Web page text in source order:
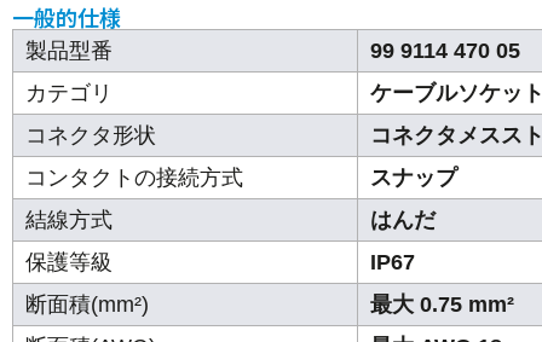
一般的仕様
製品型番
99 9114 470 05
カテゴリ
ケーブルソケッ
コネクタ形状
コネクタメスス
コンタクトの接続方式
スナップ
結線方式
はんだ
保護等級
IP67
断面積(mm²)
最大 0.75 mm²